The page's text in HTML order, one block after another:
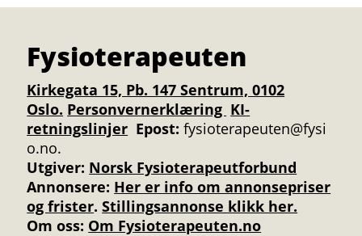
Fysioterapeuten
Kirkegata 15, Pb. 147 Sentrum, 0102
Oslo. Personvernerklæring KI-
retningslinjer Epost: fysioterapeuten@fysi
o.no.
Utgiver: Norsk Fysioterapeutforbund
Annonsere: Her er info om annonsepriser
og frister.Stillingsannonse klikk her.
Om oss: Om Fysioterapeuten.no